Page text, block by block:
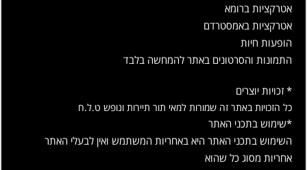
אטרקציות ברומא
אטרקציות באמסטרדם
הופעות חיות
התמונות והסרטונים באתר להמחשה בלבד
* זכויות יוצרים
כל הזכויות באתר זה שמורות למאי תור תיירות ונופש ט.ל.ח
*שימוש בתכני האתר
השימוש בתכני האתר היא באחריות המשתמש ואין לבעלי האתר
אחריות מסוג כל שהוא